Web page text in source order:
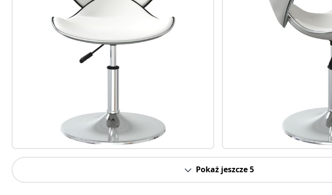
Pokaż jeszcze 5